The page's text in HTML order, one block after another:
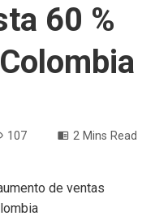
60 %
107 2 Mins Read